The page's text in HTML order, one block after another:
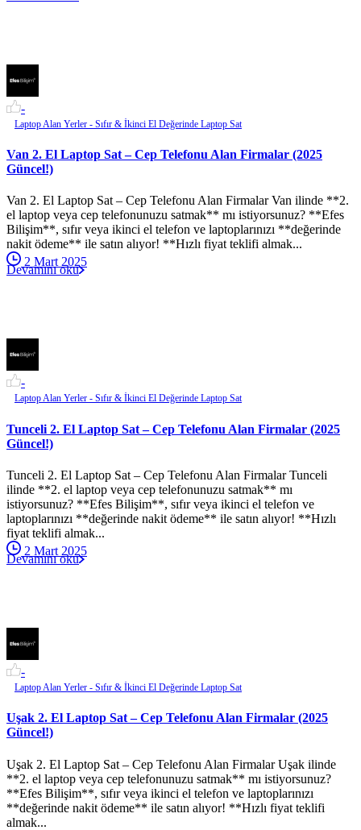
-
Laptop Alan Yerler - Sıfır & İkinci El Değerinde Laptop Sat
Van 2. El Laptop Sat – Cep Telefonu Alan Firmalar (2025
Güncel!)
Van 2. El Laptop Sat – Cep Telefonu Alan Firmalar Van ilinde **2.
el laptop veya cep telefonunuzu satmak** mı istiyorsunuz? **Efes
Bilişim**, sıfır veya ikinci el telefon ve laptoplarınızı **değerinde
nakit ödeme** ile satın alıyor! **Hızlı fiyat teklifi almak...
2 Mart 2025
Devamını oku
-
Laptop Alan Yerler - Sıfır & İkinci El Değerinde Laptop Sat
Tunceli 2. El Laptop Sat – Cep Telefonu Alan Firmalar (2025
Güncel!)
Tunceli 2. El Laptop Sat – Cep Telefonu Alan Firmalar Tunceli
ilinde **2. el laptop veya cep telefonunuzu satmak** mı
istiyorsunuz? **Efes Bilişim**, sıfır veya ikinci el telefon ve
laptoplarınızı **değerinde nakit ödeme** ile satın alıyor! **Hızlı
fiyat teklifi almak...
2 Mart 2025
Devamını oku
-
Laptop Alan Yerler - Sıfır & İkinci El Değerinde Laptop Sat
Uşak 2. El Laptop Sat – Cep Telefonu Alan Firmalar (2025
Güncel!)
Uşak 2. El Laptop Sat – Cep Telefonu Alan Firmalar Uşak ilinde
**2. el laptop veya cep telefonunuzu satmak** mı istiyorsunuz?
**Efes Bilişim**, sıfır veya ikinci el telefon ve laptoplarınızı
**değerinde nakit ödeme** ile satın alıyor! **Hızlı fiyat teklifi
almak...